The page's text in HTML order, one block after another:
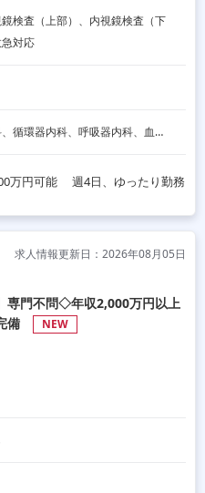
検査（上部）、内視鏡検査（下
対応
一般内科、消化器内科、循環器内科、呼吸器内科、血液内科、脳神経内科、内分泌内科、老人内科、その他
万円可能 週4日、ゆったり勤務
求人情報更新日：2026年08月05日
専門不問◇年収2,000万円以上
備
NEW